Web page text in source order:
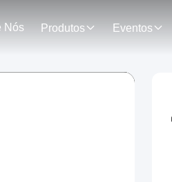
Nós Produtos Eventos